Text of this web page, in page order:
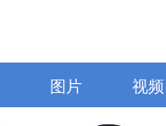
图片 视频